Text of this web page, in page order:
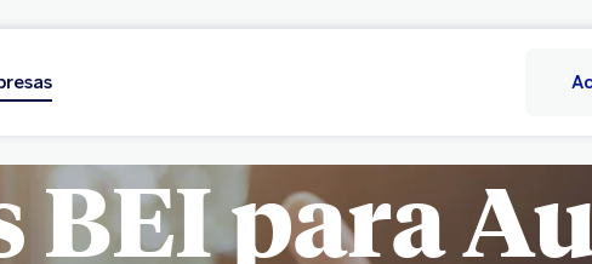
BEI para